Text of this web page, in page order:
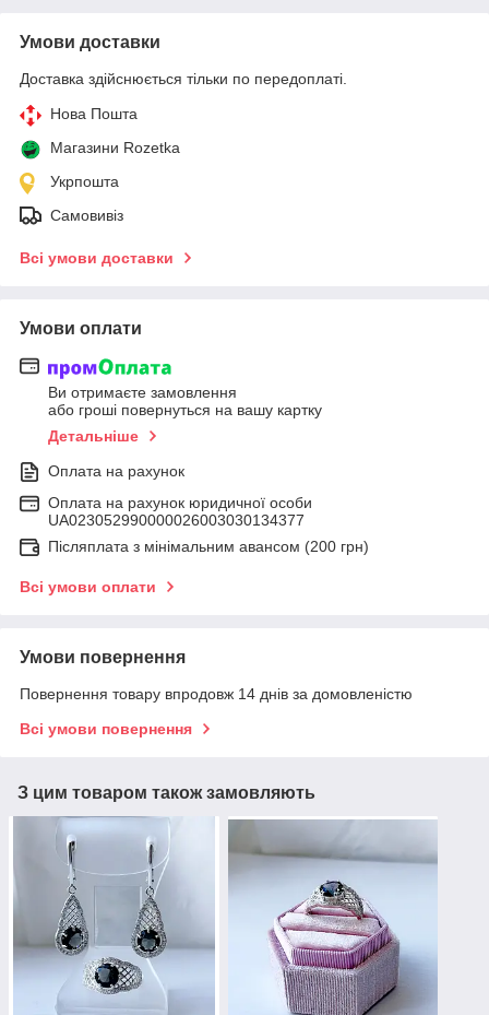
Умови доставки
Доставка здійснюється тільки по передоплаті.
Нова Пошта
Магазини Rozetka
Укрпошта
Самовивіз
Всі умови доставки
Умови оплати
Ви отримаєте замовлення
або гроші повернуться на вашу картку
Детальніше
Оплата на рахунок
Оплата на рахунок юридичної особи
UA023052990000026003030134377
Післяплата з мінімальним авансом (200 грн)
Всі умови оплати
Умови повернення
Повернення товару впродовж 14 днів за домовленістю
Всі умови повернення
З цим товаром також замовляють